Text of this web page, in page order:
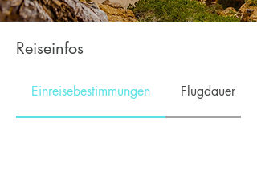
Reiseinfos
Einreisebestimmungen Flugdauer